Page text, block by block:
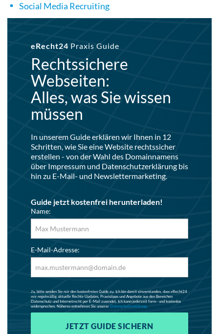
Social Media Recruiting
eRecht24 Praxis Guide
Rechtssichere
Webseiten:
Alles, was Sie wissen
müssen
In unserem Guide erklären wir Ihnen in 12
Schritten, wie Sie eine Website rechtssicher
erstellen - von der Wahl des Domainnamens
über Impressum und Datenschutzerklärung bis
hin zu E-Mail- und Newslettermarketing.
Guide jetzt kostenfrei herunterladen!
Name:
E-Mail-Adresse:
Ja, bitte senden Sie mir den kostenfreien Guide zu. Ich bin damit einverstanden, dass eRecht24
mir regelmäßig aktuelle Rechts-Updates, Praxistipps und Angebote aus den Bereichen
Datenschutz und Internetrecht per E-Mail zusendet. Ich kann jederzeit form- und kostenlos
widersprechen. Näheres entnehmen Sie unserer Datenschutzerklärung.
JETZT GUIDE SICHERN